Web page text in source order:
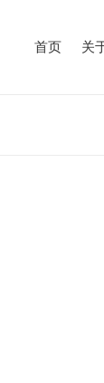
首页 关